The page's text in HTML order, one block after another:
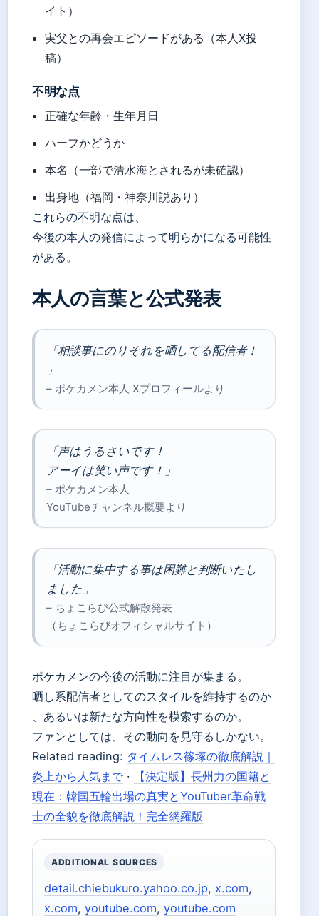
イト）
実父との再会エピソードがある（本人X投
稿）
不明な点
正確な年齢・生年月日
ハーフかどうか
本名（一部で清水海とされるが未確認）
出身地（福岡・神奈川説あり）
これらの不明な点は、
今後の本人の発信によって明らかになる可能性
がある。
本人の言葉と公式発表
「相談事にのりそれを晒してる配信者！
」
– ポケカメン本人 Xプロフィールより
「声はうるさいです！
アーイは笑い声です！」
– ポケカメン本人
YouTubeチャンネル概要より
「活動に集中する事は困難と判断いたし
ました」
– ちょこらび公式解散発表
（ちょこらびオフィシャルサイト）
ポケカメンの今後の活動に注目が集まる。
晒し系配信者としてのスタイルを維持するのか
、あるいは新たな方向性を模索するのか。
ファンとしては、その動向を見守るしかない。
Related reading: タイムレス篠塚の徹底解説｜
炎上から人気まで ·
【決定版】長州力の国籍と
現在：韓国五輪出場の真実とYouTuber革命戦
士の全貌を徹底解説！完全網羅版
ADDITIONAL SOURCES
detail.chiebukuro.yahoo.co.jp, x.com,
x.com, youtube.com, youtube.com